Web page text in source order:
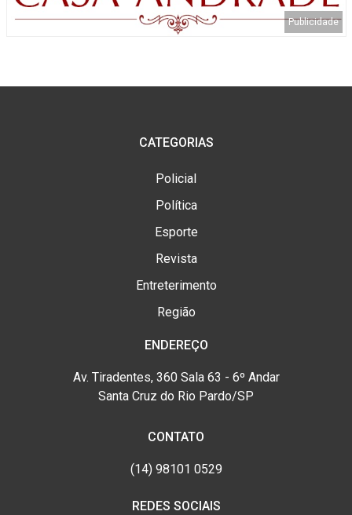
CATEGORIAS
Policial
Política
Esporte
Revista
Entreterimento
Região
ENDEREÇO
Av. Tiradentes, 360 Sala 63 - 6º Andar
Santa Cruz do Rio Pardo/SP
CONTATO
(14) 98101 0529
REDES SOCIAIS